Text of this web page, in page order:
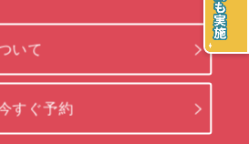
いて
すぐ予約